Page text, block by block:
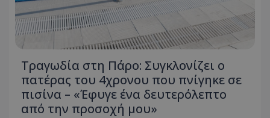
Τραγωδία στη Πάρο: Συγκλονίζει ο
πατέρας του 4χρονου που πνίγηκε σε
πισίνα – «Έφυγε ένα δευτερόλεπτο
από την προσοχή μου»